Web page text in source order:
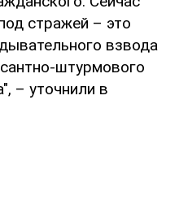
стражей – это
взвода
штурмового
– уточнили в